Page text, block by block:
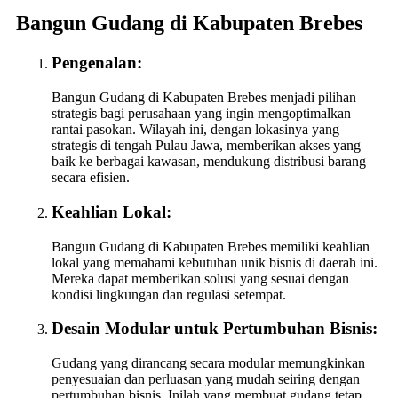
Bangun Gudang di Kabupaten Brebes
Pengenalan:
Bangun Gudang di Kabupaten Brebes menjadi pilihan
strategis bagi perusahaan yang ingin mengoptimalkan
rantai pasokan. Wilayah ini, dengan lokasinya yang
strategis di tengah Pulau Jawa, memberikan akses yang
baik ke berbagai kawasan, mendukung distribusi barang
secara efisien.
Keahlian Lokal:
Bangun Gudang di Kabupaten Brebes memiliki keahlian
lokal yang memahami kebutuhan unik bisnis di daerah ini.
Mereka dapat memberikan solusi yang sesuai dengan
kondisi lingkungan dan regulasi setempat.
Desain Modular untuk Pertumbuhan Bisnis:
Gudang yang dirancang secara modular memungkinkan
penyesuaian dan perluasan yang mudah seiring dengan
pertumbuhan bisnis. Inilah yang membuat gudang tetap